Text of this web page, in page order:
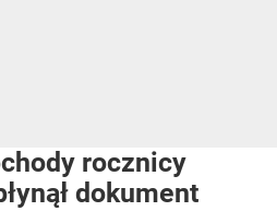
rocznicy
dokument